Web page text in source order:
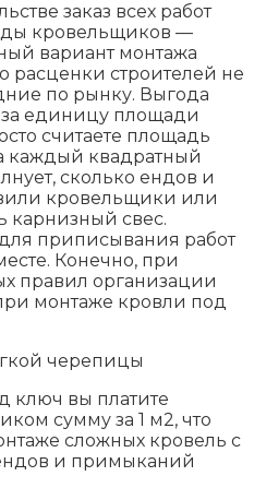
заказ всех работ
кровельщиков —
вариант монтажа
расценки строителей не
по рынку. Выгода
единицу площади
считаете площадь
каждый квадратный
сколько ендов и
кровельщики или
карнизный свес.
приписывания работ
Конечно, при
правил организации
монтаже кровли под
ключ вы платите
сумму за 1 м2, что
сложных кровель с
и примыканий